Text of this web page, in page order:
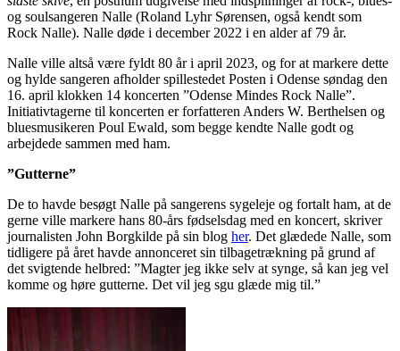
og soulsangeren Nalle (Roland Lyhr Sørensen, også kendt som
Rock Nalle). Nalle døde i december 2022 i en alder af 79 år.
Nalle ville altså være fyldt 80 år i april 2023, og for at markere dette
og hylde sangeren afholder spillestedet Posten i Odense søndag den
16. april klokken 14 koncerten ”Odense Mindes Rock Nalle”.
Initiativtagerne til koncerten er forfatteren Anders W. Berthelsen og
bluesmusikeren Poul Ewald, som begge kendte Nalle godt og
arbejdede sammen med ham.
”Gutterne”
De to havde besøgt Nalle på sangerens sygeleje og fortalt ham, at de
gerne ville markere hans 80-års fødselsdag med en koncert, skriver
journalisten John Borgkilde på sin blog her. Det glædede Nalle, som
tidligere på året havde annonceret sin tilbagetrækning på grund af
det svigtende helbred: ”Magter jeg ikke selv at synge, så kan jeg vel
komme og høre gutterne. Det vil jeg sgu glæde mig til.”